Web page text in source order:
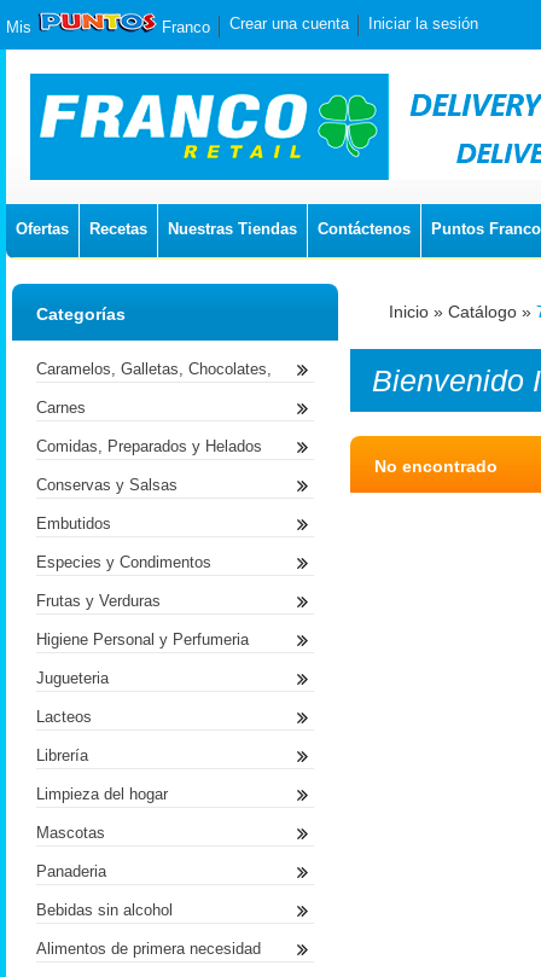
Mis Franco Crear una cuenta Iniciar la sesión
Ofertas Recetas Nuestras Tiendas Contáctenos Puntos Franco
Inicio » Catálogo »
Bienvenido
No encontrado
Categorías
Caramelos, Galletas, Chocolates,
Carnes
Comidas, Preparados y Helados
Conservas y Salsas
Embutidos
Especies y Condimentos
Frutas y Verduras
Higiene Personal y Perfumeria
Jugueteria
Lacteos
Librería
Limpieza del hogar
Mascotas
Panaderia
Bebidas sin alcohol
Alimentos de primera necesidad